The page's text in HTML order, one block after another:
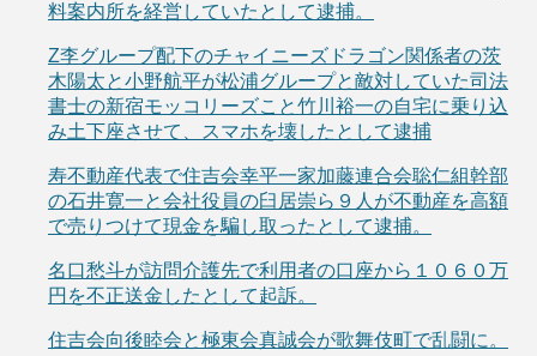
料案内所を経営していたとして逮捕。
Z李グループ配下のチャイニーズドラゴン関係者の茨
木陽太と小野航平が松浦グループと敵対していた司法
書士の新宿モッコリーズこと竹川裕一の自宅に乗り込
み土下座させて、スマホを壊したとして逮捕
寿不動産代表で住吉会幸平一家加藤連合会聡仁組幹部
の石井寛一と会社役員の臼居崇ら９人が不動産を高額
で売りつけて現金を騙し取ったとして逮捕。
名口愁斗が訪問介護先で利用者の口座から１０６０万
円を不正送金したとして起訴。
住吉会向後睦会と極東会真誠会が歌舞伎町で乱闘に。